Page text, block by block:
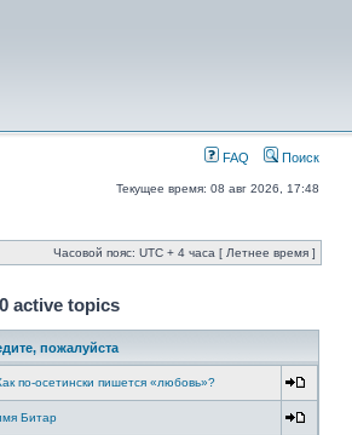
FAQ Поиск
Текущее время: 08 авг 2026, 17:48
Часовой пояс: UTC + 4 часа [ Летнее время ]
active topics
пожалуйста
по-осетински пишется «любовь»?
Битар